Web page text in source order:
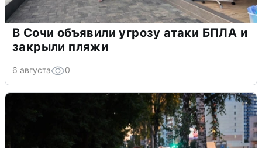
В Сочи объявили угрозу атаки БПЛА и
закрыли пляжи
6 августа 0